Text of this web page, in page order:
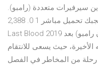
سيرفيرات متعددة (رامبو).
أفلام قد تعجبك تحميل مباشر 1 0. 2,388 IMDb 6.6. فيلم Rambo
Last Blood 2019 مترجم . الوقت : 89 دقيقة يعود (جون رامبو) بعد
حيث يسعى للانتقام
رحلة من المخاطر في الفصل